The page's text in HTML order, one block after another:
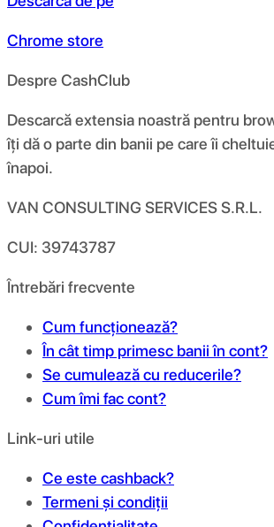
Chrome store
Despre CashClub
Descarcă extensia noastră pentru
îți dă o parte din banii pe care îi
înapoi.
VAN CONSULTING SERVICES S.R.L.
CUI: 39743787
Întrebări frecvente
Cum funcționează?
În cât timp primesc banii în cont?
Se cumulează cu reducerile?
Cum îmi fac cont?
Link-uri utile
Ce este cashback?
Termeni și condiții